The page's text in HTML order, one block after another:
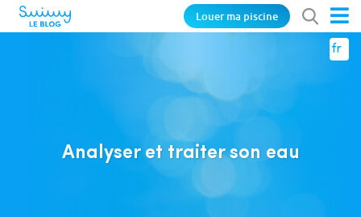
Louer ma piscine
fr
Analyser et traiter son eau